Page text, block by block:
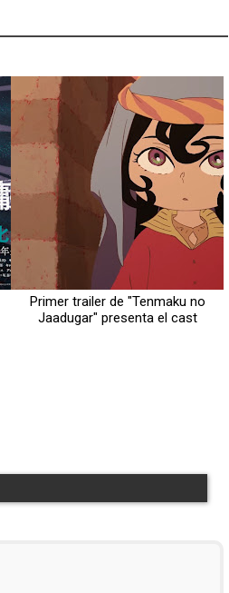
Primer trailer de "Tenmaku no
Jaadugar" presenta el cast